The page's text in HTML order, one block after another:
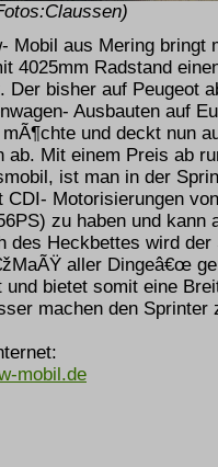
Mobil aus Mering bringt
4025mm Radstand
Der bisher auf Peugeot
Ausbauten auf
und deckt nun
ab. Mit einem Preis ab
ist man in der
CDI- Motorisierungen
zu haben und
des Heckbettes wird
aller Dingeâ€œ
und bietet somit eine
machen den
mobil.de